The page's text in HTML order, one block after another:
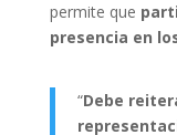
permite que
presencia en
“Debe